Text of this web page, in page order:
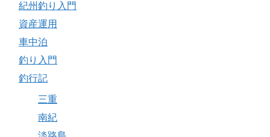
紀州釣り入門
資産運用
車中泊
釣り入門
釣行記
三重
南紀